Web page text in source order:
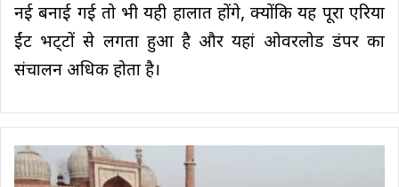
नई बनाई गई तो भी यही हालात होंगे, क्योंकि यह पूरा एरिया
ईंट भट्‌टों से लगता हुआ है और यहां ओवरलोड डंपर का
संचालन अधिक होता है।